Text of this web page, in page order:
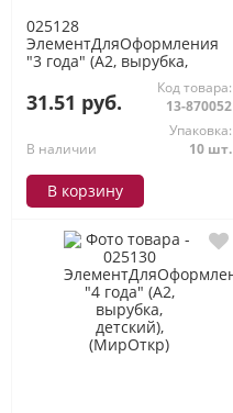
025128
ЭлементДляОформления
"3 года" (А2, вырубка,
детский), (МирОткр)
31.51 руб.
Код товара:
13-870052
В наличии
Упаковка:
10 шт.
В корзину